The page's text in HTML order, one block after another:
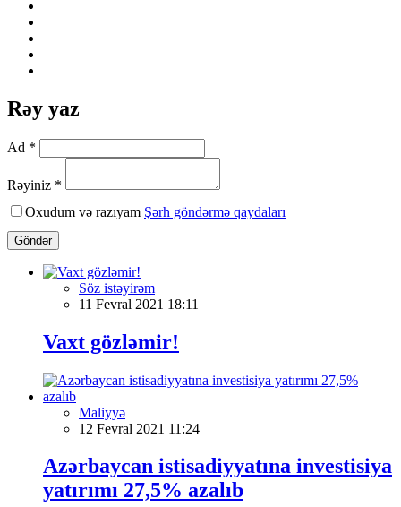
Rəy yaz
Ad *
Rəyiniz *
Oxudum və razıyam Şərh göndərmə qaydaları
Göndər
Söz istəyirəm
11 Fevral 2021 18:11
Vaxt gözləmir!
Maliyyə
12 Fevral 2021 11:24
Azərbaycan istisadiyyatına investisiya
yatırımı 27,5% azalıb